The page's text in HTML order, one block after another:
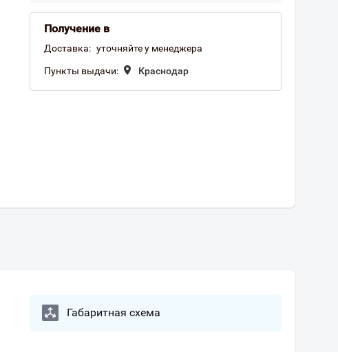
Получение в
Доставка: уточняйте у менеджера
Пункты выдачи: Краснодар
Габаритная схема